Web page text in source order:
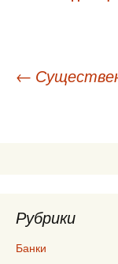
Навигация
←
Рубрики
Банки